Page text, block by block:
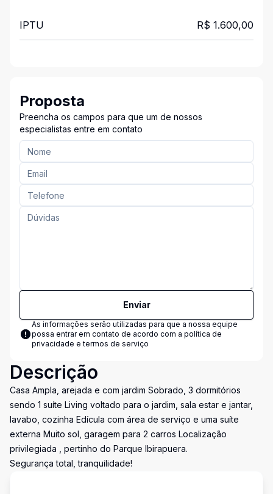
IPTU R$ 1.600,00
Proposta
Preencha os campos para que um de nossos
especialistas entre em contato
Enviar
As informações serão utilizadas para que a nossa equipe
possa entrar em contato de acordo com a política de
privacidade e termos de serviço
Descrição
Casa Ampla, arejada e com jardim Sobrado, 3 dormitórios
sendo 1 suíte Living voltado para o jardim, sala estar e jantar,
lavabo, cozinha Edícula com área de serviço e uma suíte
externa Muito sol, garagem para 2 carros Localização
privilegiada , pertinho do Parque Ibirapuera.
Segurança total, tranquilidade!